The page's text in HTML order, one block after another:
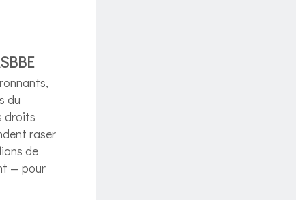
du
droits
raser
de
— pour